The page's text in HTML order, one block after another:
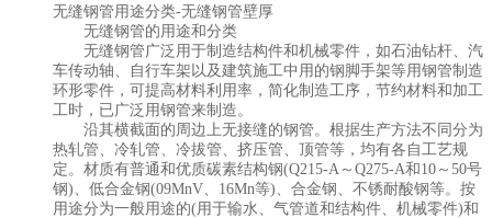
无缝钢管用途分类-无缝钢管壁厚
无缝钢管的用途和分类
无缝钢管广泛用于制造结构件和机械零件，如石油钻杆、汽
车传动轴、自行车架以及建筑施工中用的钢脚手架等用钢管制造
环形零件，可提高材料利用率，简化制造工序，节约材料和加工
工时，已广泛用钢管来制造。
沿其横截面的周边上无接缝的钢管。根据生产方法不同分为
热轧管、冷轧管、冷拔管、挤压管、顶管等，均有各自工艺规
定。材质有普通和优质碳素结构钢(Q215-A～Q275-A和10～50号
钢)、低合金钢(09MnV、16Mn等)、合金钢、不锈耐酸钢等。按
用途分为一般用途的(用于输水、气管道和结构件、机械零件)和